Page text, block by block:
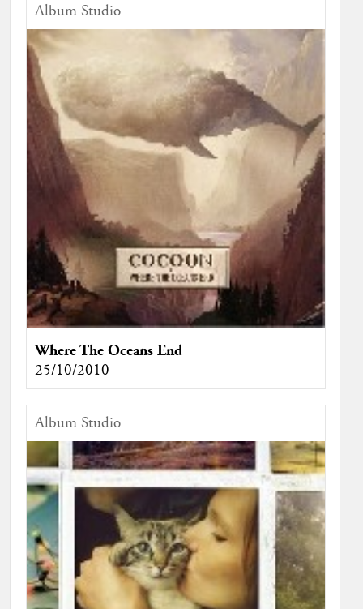
Album Studio
Where The Oceans End
25/10/2010
Album Studio